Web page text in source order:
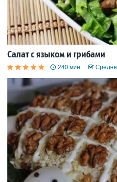
Салат с языком и грибами
240 мин. Средне